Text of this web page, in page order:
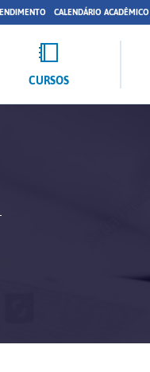
CALENDÁRIO ACADÊMICO
CURSOS